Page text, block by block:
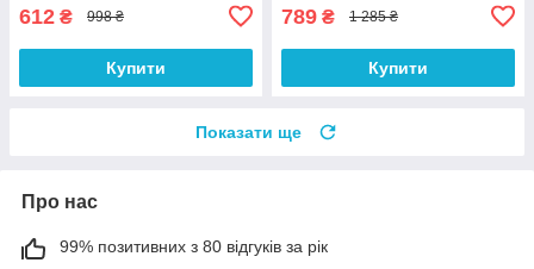
612 ₴ 998 ₴
Купити
789 ₴ 1 285 ₴
Купити
Показати ще
Про нас
99% позитивних з 80 відгуків за рік